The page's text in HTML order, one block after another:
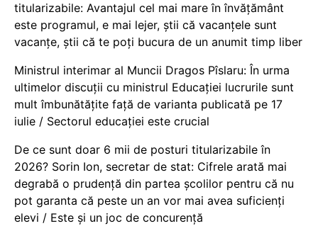
titularizabile: Avantajul cel mai mare în învățământ
este programul, e mai lejer, știi că vacanțele sunt
vacanţe, știi că te poți bucura de un anumit timp liber
Ministrul interimar al Muncii Dragos Pîslaru: În urma
ultimelor discuții cu ministrul Educației lucrurile sunt
mult îmbunătățite față de varianta publicată pe 17
iulie / Sectorul educației este crucial
De ce sunt doar 6 mii de posturi titularizabile în
2026? Sorin Ion, secretar de stat: Cifrele arată mai
degrabă o prudență din partea școlilor pentru că nu
pot garanta că peste un an vor mai avea suficienți
elevi / Este și un joc de concurență